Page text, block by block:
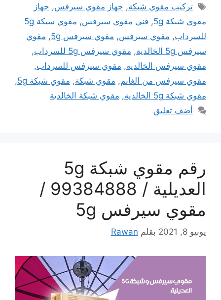
الوسوم
تركيب مقوي شبكة, جهاز مقوي سيرفس, جهاز
مقوي شبكة 5g
, فني مقوي سيرفس,
مقوي سبكة 5g
للسرداب, مقوي سيرفس, مقوي سيرفس 5g , مقوي
سيرفس 5g الخالدية
, مقوي سيرفس 5g للسرداب
,
مقوي سيرفس الخالدية, مقوي سيرفس للسرداب,
مقوي سيرفس من الغانم, مقوي شبكة, مقوي شبكة 5g
,
مقوي شبكة 5g الخالدية
, مقوي شبكة الخالدية
أضف تعليق
رقم مقوي شبكة 5g
العديلية / 99384888 /
مقوي سيرفس 5g
يونيو 8, 2021 بقلم Rawan